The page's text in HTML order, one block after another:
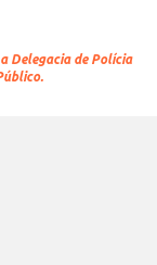
Delegacia de Polícia